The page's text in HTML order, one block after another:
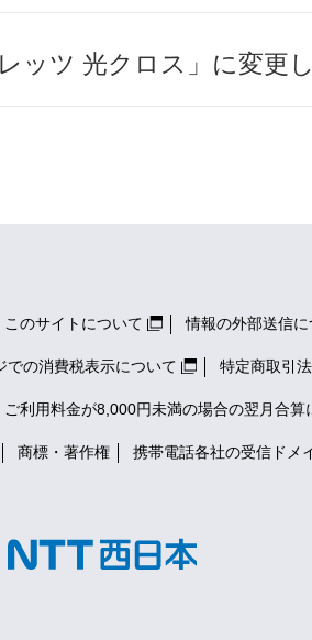
ッツ 光クロス」に変更し
このサイトについて 情報の外部送信に
での消費税表示について 特定商取引
ご利用料金が8,000円未満の場合の翌月合算
商標・著作権 携帯電話各社の受信ドメ